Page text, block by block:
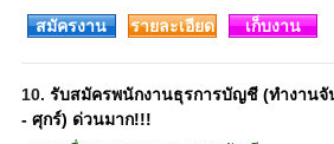
สมัครงาน
รายละเอียด เก็บงาน
10. รับสมัครพนักงานธุรการบัญชี (ทำงานจั
- ศุกร์) ด่วนมาก!!!